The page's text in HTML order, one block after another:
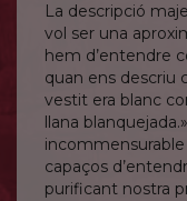
La descripció
vol ser una
hem d’entendre
quan ens descriu
vestit era blanc
llana
capaços
purificant nostra